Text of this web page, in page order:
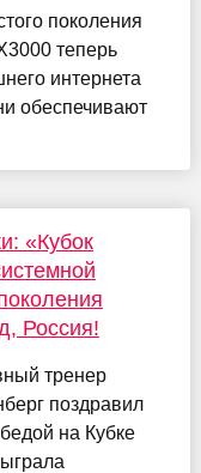
поколения
теперь
интернета
обеспечивают
«Кубок
Россия!
тренер
поздравил
на Кубке